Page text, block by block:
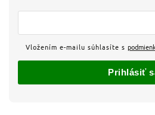
Vložením e-mailu súhlasíte s
Prihlásiť